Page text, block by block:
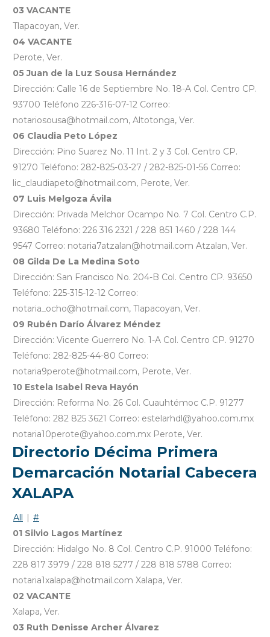
03 VACANTE
Tlapacoyan, Ver.
04 VACANTE
Perote, Ver.
05 Juan de la Luz Sousa Hernández
Dirección: Calle 16 de Septiembre No. 18-A Col. Centro CP.
93700 Teléfono 226-316-07-12 Correo:
notariosousa@hotmail.com, Altotonga, Ver.
06 Claudia Peto López
Dirección: Pino Suarez No. 11 Int. 2 y 3 Col. Centro CP.
91270 Teléfono: 282-825-03-27 / 282-825-01-56 Correo:
lic_claudiapeto@hotmail.com, Perote, Ver.
07 Luis Melgoza Ávila
Dirección: Privada Melchor Ocampo No. 7 Col. Centro C.P.
93680 Teléfono: 226 316 2321 / 228 851 1460 / 228 144
9547 Correo: notaria7atzalan@hotmail.com Atzalan, Ver.
08 Gilda De La Medina Soto
Dirección: San Francisco No. 204-B Col. Centro CP. 93650
Teléfono: 225-315-12-12 Correo:
notaria_ocho@hotmail.com, Tlapacoyan, Ver.
09 Rubén Darío Álvarez Méndez
Dirección: Vicente Guerrero No. 1-A Col. Centro CP. 91270
Teléfono: 282-825-44-80 Correo:
notaria9perote@hotmail.com, Perote, Ver.
10 Estela Isabel Reva Hayón
Dirección: Reforma No. 26 Col. Cuauhtémoc C.P. 91277
Teléfono: 282 825 3621 Correo: estelarhdl@yahoo.com.mx
notaria10perote@yahoo.com.mx Perote, Ver.
Directorio Décima Primera
Demarcación Notarial Cabecera
XALAPA
All | #
01 Silvio Lagos Martínez
Dirección: Hidalgo No. 8 Col. Centro C.P. 91000 Teléfono:
228 817 3979 / 228 818 5277 / 228 818 5788 Correo:
notaria1xalapa@hotmail.com Xalapa, Ver.
02 VACANTE
Xalapa, Ver.
03 Ruth Denisse Archer Álvarez